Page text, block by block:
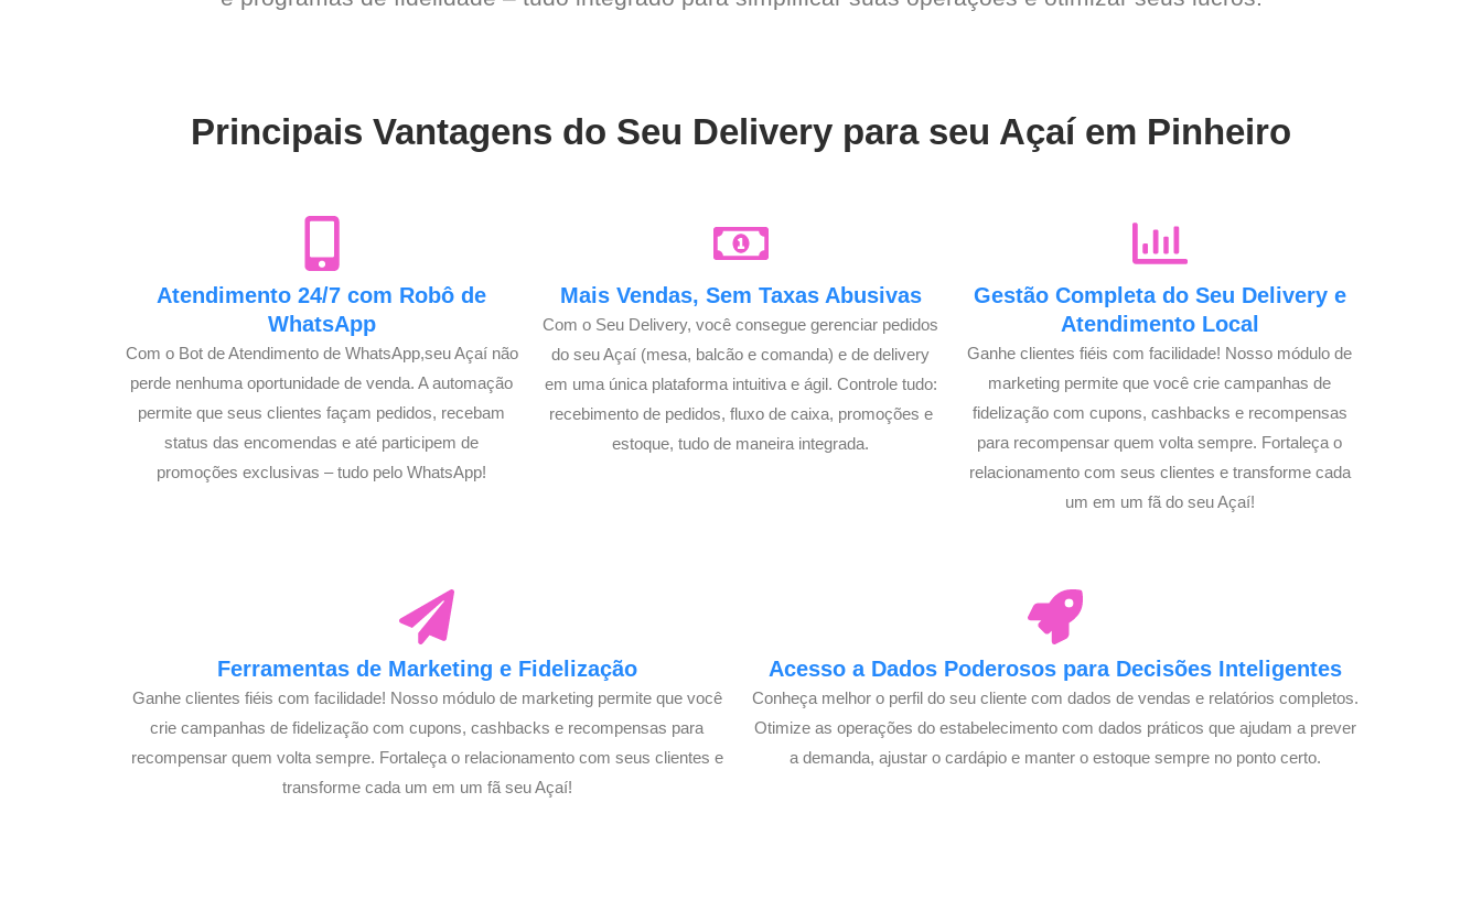
Principais Vantagens do Seu Delivery para seu Açaí em Pinheiro
Atendimento 24/7 com Robô de
WhatsApp
Com o Bot de Atendimento de WhatsApp,seu Açaí não
perde nenhuma oportunidade de venda. A automação
permite que seus clientes façam pedidos, recebam
status das encomendas e até participem de
promoções exclusivas – tudo pelo WhatsApp!
Mais Vendas, Sem Taxas Abusivas
Com o Seu Delivery, você consegue gerenciar pedidos
do seu Açaí (mesa, balcão e comanda) e de delivery
em uma única plataforma intuitiva e ágil. Controle tudo:
recebimento de pedidos, fluxo de caixa, promoções e
estoque, tudo de maneira integrada.
Gestão Completa do Seu Delivery e
Atendimento Local
Ganhe clientes fiéis com facilidade! Nosso módulo de
marketing permite que você crie campanhas de
fidelização com cupons, cashbacks e recompensas
para recompensar quem volta sempre. Fortaleça o
relacionamento com seus clientes e transforme cada
um em um fã do seu Açaí!
Ferramentas de Marketing e Fidelização
Ganhe clientes fiéis com facilidade! Nosso módulo de marketing permite que você
crie campanhas de fidelização com cupons, cashbacks e recompensas para
recompensar quem volta sempre. Fortaleça o relacionamento com seus clientes e
transforme cada um em um fã seu Açaí!
Acesso a Dados Poderosos para Decisões Inteligentes
Conheça melhor o perfil do seu cliente com dados de vendas e relatórios completos.
Otimize as operações do estabelecimento com dados práticos que ajudam a prever
a demanda, ajustar o cardápio e manter o estoque sempre no ponto certo.